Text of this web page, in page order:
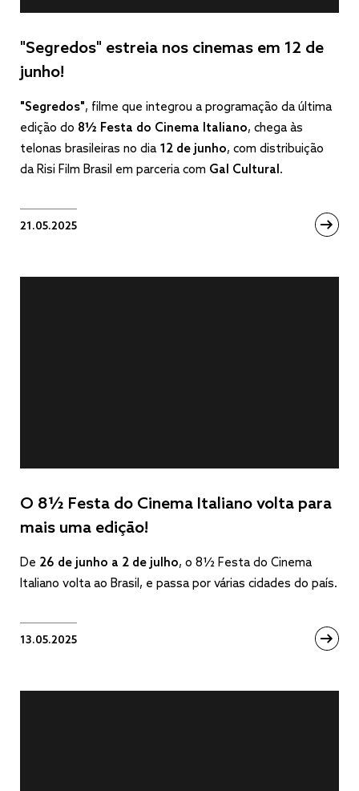
"Segredos" estreia nos cinemas em 12 de
junho!
"Segredos", filme que integrou a programação da última
edição do 8½ Festa do Cinema Italiano, chega às
telonas brasileiras no dia 12 de junho, com distribuição
da Risi Film Brasil em parceria com Gal Cultural.
21.05.2025
O 8½ Festa do Cinema Italiano volta para
mais uma edição!
De 26 de junho a 2 de julho, o 8½ Festa do Cinema
Italiano volta ao Brasil, e passa por várias cidades do país.
13.05.2025